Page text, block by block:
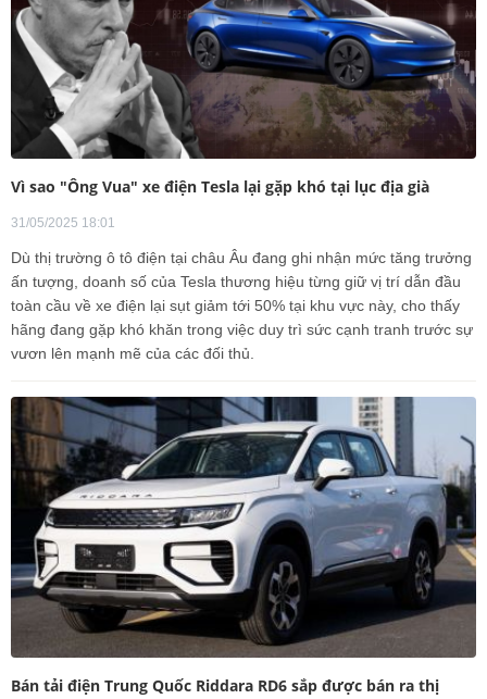
Vì sao "Ông Vua" xe điện Tesla lại gặp khó tại lục địa già
31/05/2025 18:01
Dù thị trường ô tô điện tại châu Âu đang ghi nhận mức tăng trưởng
ấn tượng, doanh số của Tesla thương hiệu từng giữ vị trí dẫn đầu
toàn cầu về xe điện lại sụt giảm tới 50% tại khu vực này, cho thấy
hãng đang gặp khó khăn trong việc duy trì sức cạnh tranh trước sự
vươn lên mạnh mẽ của các đối thủ.
Bán tải điện Trung Quốc Riddara RD6 sắp được bán ra thị